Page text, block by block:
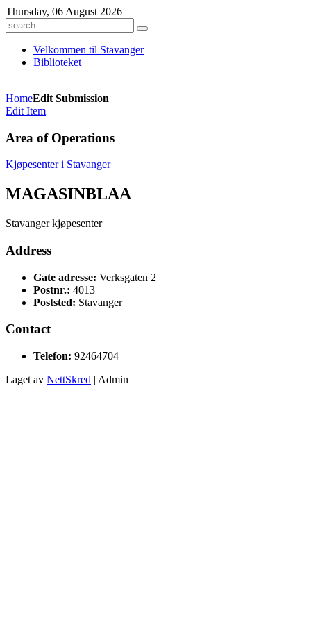
Thursday, 06 August 2026
Velkommen til Stavanger
Biblioteket
HomeEdit Submission
Edit Item
Area of Operations
Kjøpesenter i Stavanger
MAGASINBLAA
Stavanger kjøpesenter
Address
Gate adresse: Verksgaten 2
Postnr.: 4013
Poststed: Stavanger
Contact
Telefon: 92464704
Laget av NettSkred | Admin